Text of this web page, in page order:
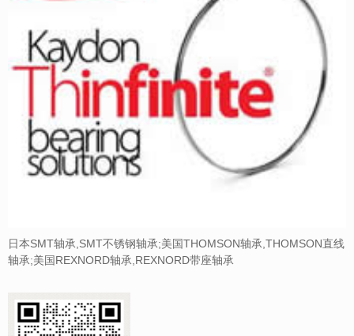
日本SMT轴承,SMT不锈钢轴承;美国THOMSON轴承,THOMSON直线
轴承;美国REXNORD轴承,REXNORD带座轴承